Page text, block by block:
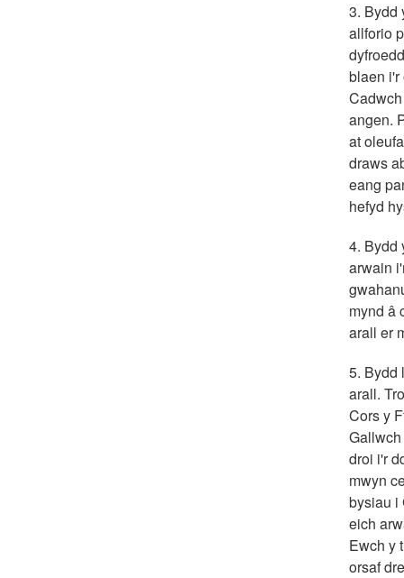
3. Bydd
allforio
blaen i'r
angen.
at
draws
eang
hefyd
4. Bydd
arwain
mynd â
arall er
5. Bydd
arall.
Cors y
droi i'r
mwyn
bysiau i
eich
Ewch y
orsaf